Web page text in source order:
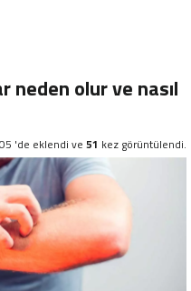
neden olur ve nasıl
'de eklendi ve 51 kez görüntülendi.